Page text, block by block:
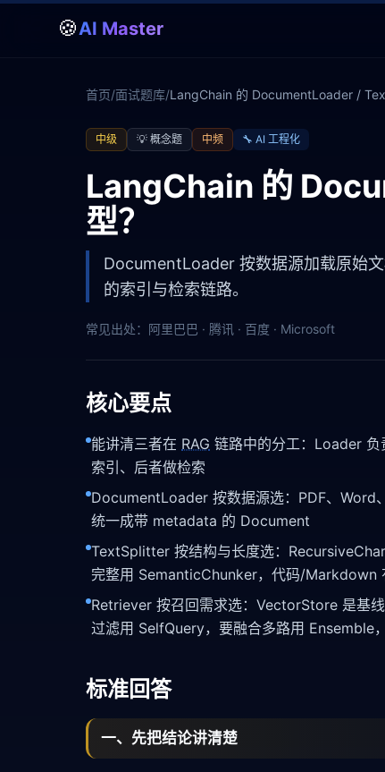
🍪AI Master
首页/面试题库/LangChain 的 DocumentLoader /
中级 💡 概念题 中频 🔧 AI 工程化
LangChain 的
型？
DocumentLoader 按数据源加载原始
的索引与检索链路。
常见出处： 阿里巴巴 · 腾讯 · 百度 · Microsoft
核心要点
能讲清三者在 RAG 链路中的分工：Loader
索引、后者做检索
DocumentLoader 按数据源选：PDF、
统一成带 metadata 的 Document
TextSplitter 按结构与长度选：
完整用 SemanticChunker，代码/Markdown
Retriever 按召回需求选：VectorStore 是基
过滤用 SelfQuery，要融合多路用
标准回答
一、先把结论讲清楚